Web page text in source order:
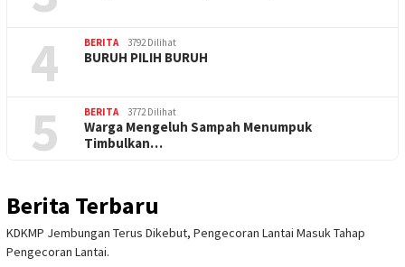
4 BERITA 3792 Dilihat
BURUH PILIH BURUH
5 BERITA 3772 Dilihat
Warga Mengeluh Sampah Menumpuk
Timbulkan…
Berita Terbaru
KDKMP Jembungan Terus Dikebut, Pengecoran Lantai Masuk Tahap
Pengecoran Lantai.